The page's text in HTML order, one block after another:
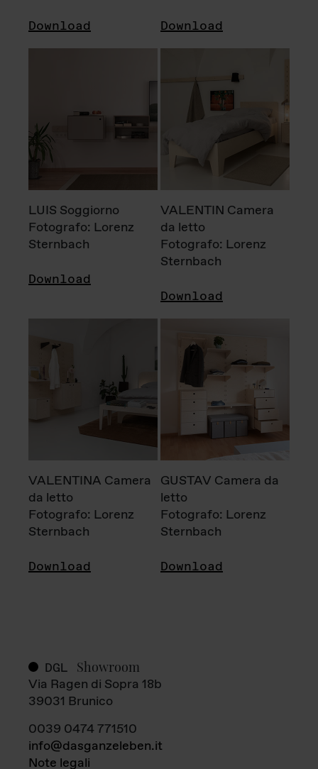
Download Download
LUIS Soggiorno
Fotografo: Lorenz
Sternbach
Download
VALENTIN Camera
da letto
Fotografo: Lorenz
Sternbach
Download
VALENTINA Camera
da letto
Fotografo: Lorenz
Sternbach
Download
GUSTAV Camera da
letto
Fotografo: Lorenz
Sternbach
Download
DGL Showroom
Via Ragen di Sopra 18b
39031 Brunico
0039 0474 771510
info@dasganzeleben.it
Note legali